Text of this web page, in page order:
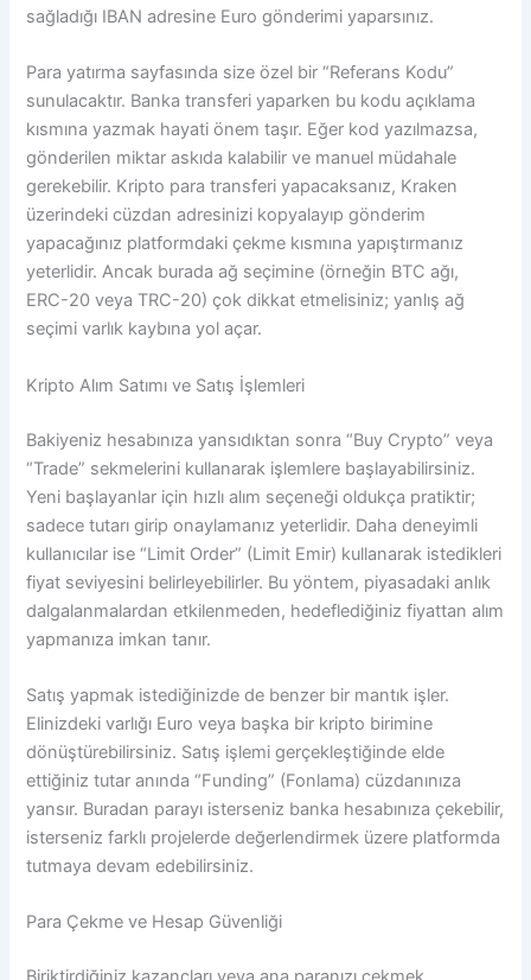
sağladığı IBAN adresine Euro gönderimi yaparsınız.
Para yatırma sayfasında size özel bir “Referans Kodu”
sunulacaktır. Banka transferi yaparken bu kodu açıklama
kısmına yazmak hayati önem taşır. Eğer kod yazılmazsa,
gönderilen miktar askıda kalabilir ve manuel müdahale
gerekebilir. Kripto para transferi yapacaksanız, Kraken
üzerindeki cüzdan adresinizi kopyalayıp gönderim
yapacağınız platformdaki çekme kısmına yapıştırmanız
yeterlidir. Ancak burada ağ seçimine (örneğin BTC ağı,
ERC-20 veya TRC-20) çok dikkat etmelisiniz; yanlış ağ
seçimi varlık kaybına yol açar.
Kripto Alım Satımı ve Satış İşlemleri
Bakiyeniz hesabınıza yansıdıktan sonra “Buy Crypto” veya
“Trade” sekmelerini kullanarak işlemlere başlayabilirsiniz.
Yeni başlayanlar için hızlı alım seçeneği oldukça pratiktir;
sadece tutarı girip onaylamanız yeterlidir. Daha deneyimli
kullanıcılar ise “Limit Order” (Limit Emir) kullanarak istedikleri
fiyat seviyesini belirleyebilirler. Bu yöntem, piyasadaki anlık
dalgalanmalardan etkilenmeden, hedeflediğiniz fiyattan alım
yapmanıza imkan tanır.
Satış yapmak istediğinizde de benzer bir mantık işler.
Elinizdeki varlığı Euro veya başka bir kripto birimine
dönüştürebilirsiniz. Satış işlemi gerçekleştiğinde elde
ettiğiniz tutar anında “Funding” (Fonlama) cüzdanınıza
yansır. Buradan parayı isterseniz banka hesabınıza çekebilir,
isterseniz farklı projelerde değerlendirmek üzere platformda
tutmaya devam edebilirsiniz.
Para Çekme ve Hesap Güvenliği